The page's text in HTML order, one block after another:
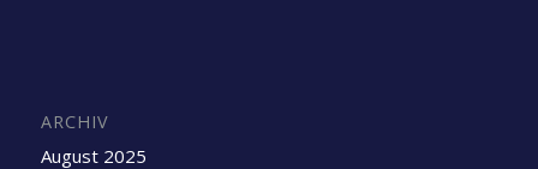
ARCHIV
August 2025